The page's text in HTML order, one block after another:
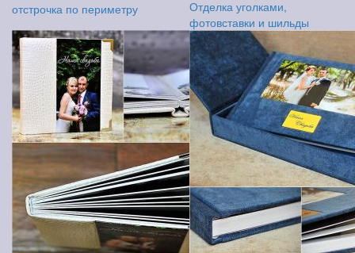
отстрочка по периметру
Отделка уголками,
фотовставки и шильды